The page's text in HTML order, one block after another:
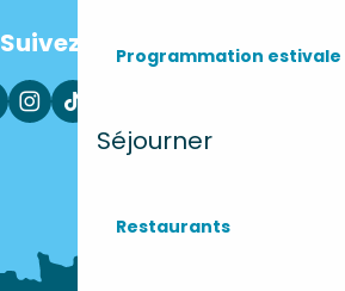
Programmation estivale
Séjourner
Restaurants
Suivez-nous